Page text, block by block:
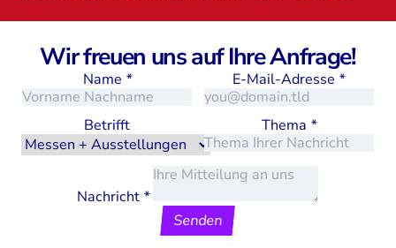
Wir freuen uns auf Ihre Anfrage!
Name * E-Mail-Adresse *
Betrifft Thema *
Nachricht *
Senden